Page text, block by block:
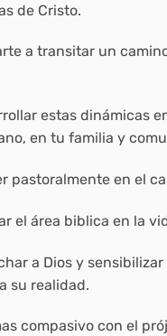
de Cristo.
a transitar un
estas dinámicas
en tu familia y
pastoralmente en el
el área biblica en la
a Dios y
su realidad.
compasivo con el